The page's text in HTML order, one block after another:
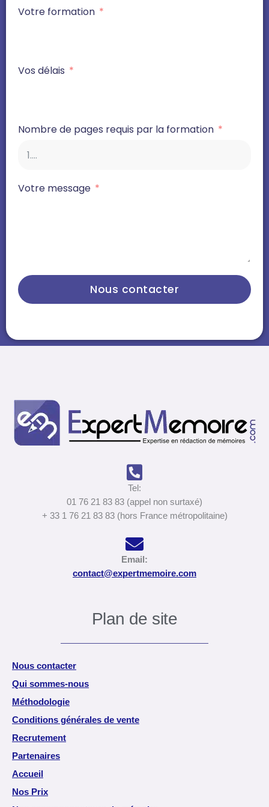
Votre formation
Vos délais
Nombre de pages requis par la formation
Votre message
Nous contacter
Tel:
01 76 21 83 83 (appel non surtaxé)
+ 33 1 76 21 83 83 (hors France métropolitaine)
Email:
contact@expertmemoire.com
Plan de site
Nous contacter
Qui sommes-nous
Méthodologie
Conditions générales de vente
Recrutement
Partenaires
Accueil
Nos Prix